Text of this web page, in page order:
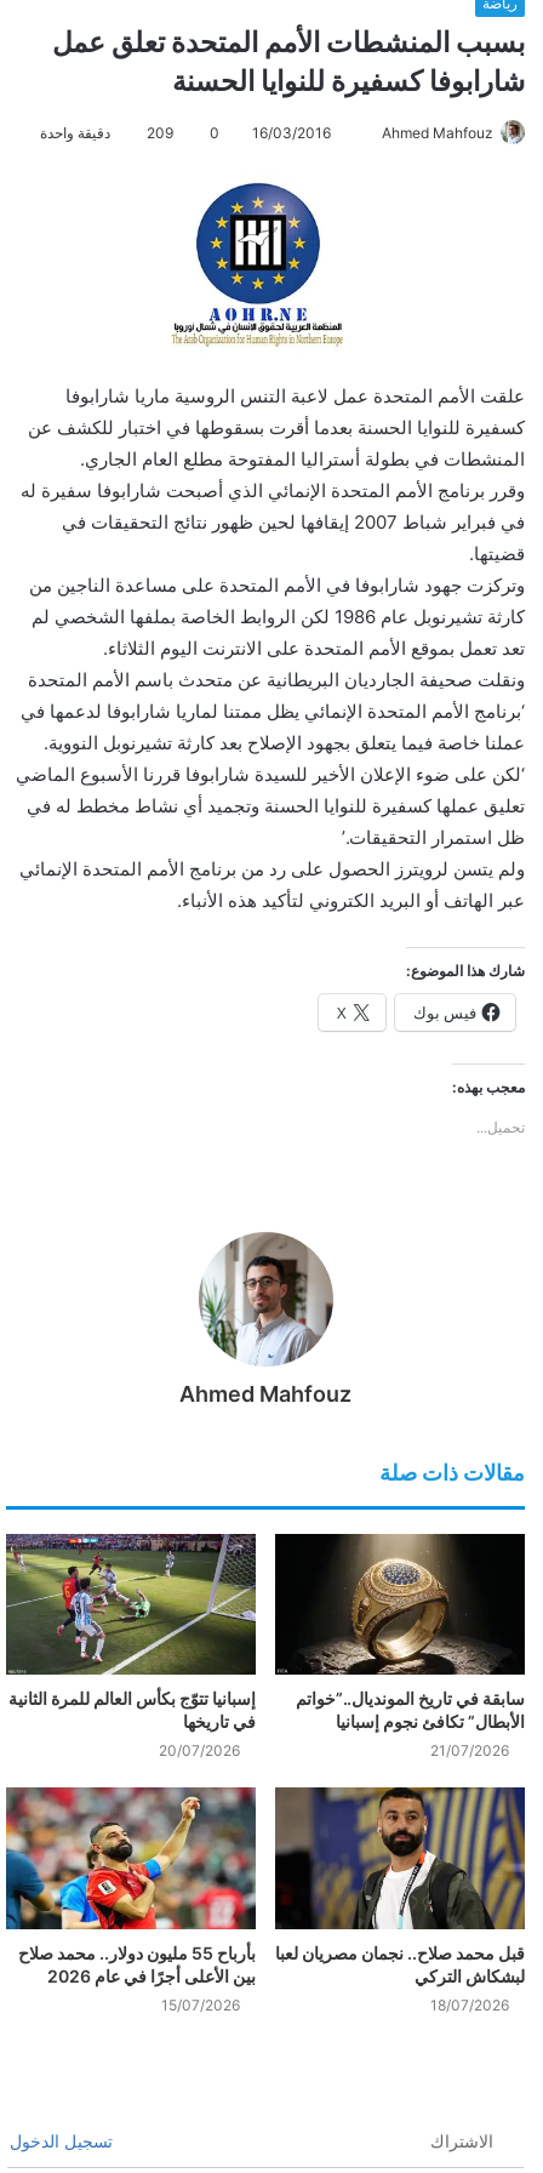
بسبب المنشطات الأمم المتحدة تعلق عمل
شارابوفا كسفيرة للنوايا الحسنة
Ahmed Mahfouz
إ
ل
ك
ر
ا
16/03/2016
0
209 دقيقة واحدة
علقت الأمم المتحدة عمل لاعبة التنس الروسية ماريا شارابوفا
كسفيرة للنوايا الحسنة بعدما أقرت بسقوطها في اختبار للكشف عن
المنشطات في بطولة أستراليا المفتوحة مطلع العام الجاري.
وقرر برنامج الأمم المتحدة الإنمائي الذي أصبحت شارابوفا سفيرة له
في فبراير شباط 2007 إيقافها لحين ظهور نتائج التحقيقات في
قضيتها.
وتركزت جهود شارابوفا في الأمم المتحدة على مساعدة الناجين من
كارثة تشيرنوبل عام 1986 لكن الروابط الخاصة بملفها الشخصي لم
تعد تعمل بموقع الأمم المتحدة على الانترنت اليوم الثلاثاء.
ونقلت صحيفة الجارديان البريطانية عن متحدث باسم الأمم المتحدة
‘برنامج الأمم المتحدة الإنمائي يظل ممتنا لماريا شارابوفا لدعمها في
عملنا خاصة فيما يتعلق بجهود الإصلاح بعد كارثة تشيرنوبل النووية.
‘لكن على ضوء الإعلان الأخير للسيدة شارابوفا قررنا الأسبوع الماضي
تعليق عملها كسفيرة للنوايا الحسنة وتجميد أي نشاط مخطط له في
ظل استمرار التحقيقات.’
ولم يتسن لرويترز الحصول على رد من برنامج الأمم المتحدة الإنمائي
عبر الهاتف أو البريد الكتروني لتأكيد هذه الأنباء.
شارك هذا الموضوع:
فيس بوك X
معجب بهذه:
تحميل...
Ahmed Mahfouz
مقالات ذات صلة
سابقة في تاريخ المونديال..”خواتم
الأبطال” تكافئ نجوم إسبانيا
21/07/2026
إسبانيا تتوّج بكأس العالم للمرة الثانية
في تاريخها
20/07/2026
قبل محمد صلاح.. نجمان مصريان لعبا
لبشكاش التركي
18/07/2026
بأرباح 55 مليون دولار.. محمد صلاح
بين الأعلى أجرًا في عام 2026
15/07/2026
الاشتراك تسجيل الدخول